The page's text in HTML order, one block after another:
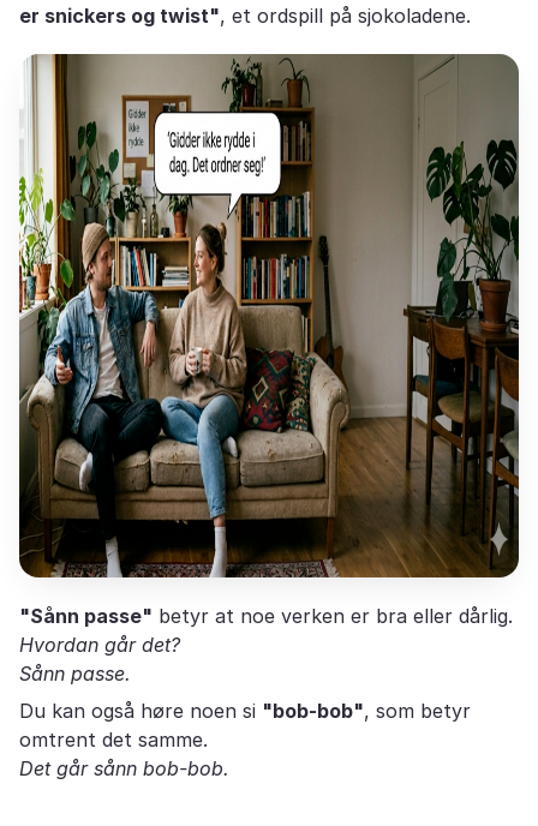
er snickers og twist", et ordspill på sjokoladene.
"Sånn passe" betyr at noe verken er bra eller dårlig.
Hvordan går det?
Sånn passe.
Du kan også høre noen si "bob-bob", som betyr
omtrent det samme.
Det går sånn bob-bob.